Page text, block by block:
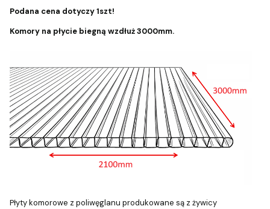
Podana cena dotyczy 1szt!
Komory na płycie biegną wzdłuż 3000mm.
Płyty komorowe z poliwęglanu produkowane są z żywicy